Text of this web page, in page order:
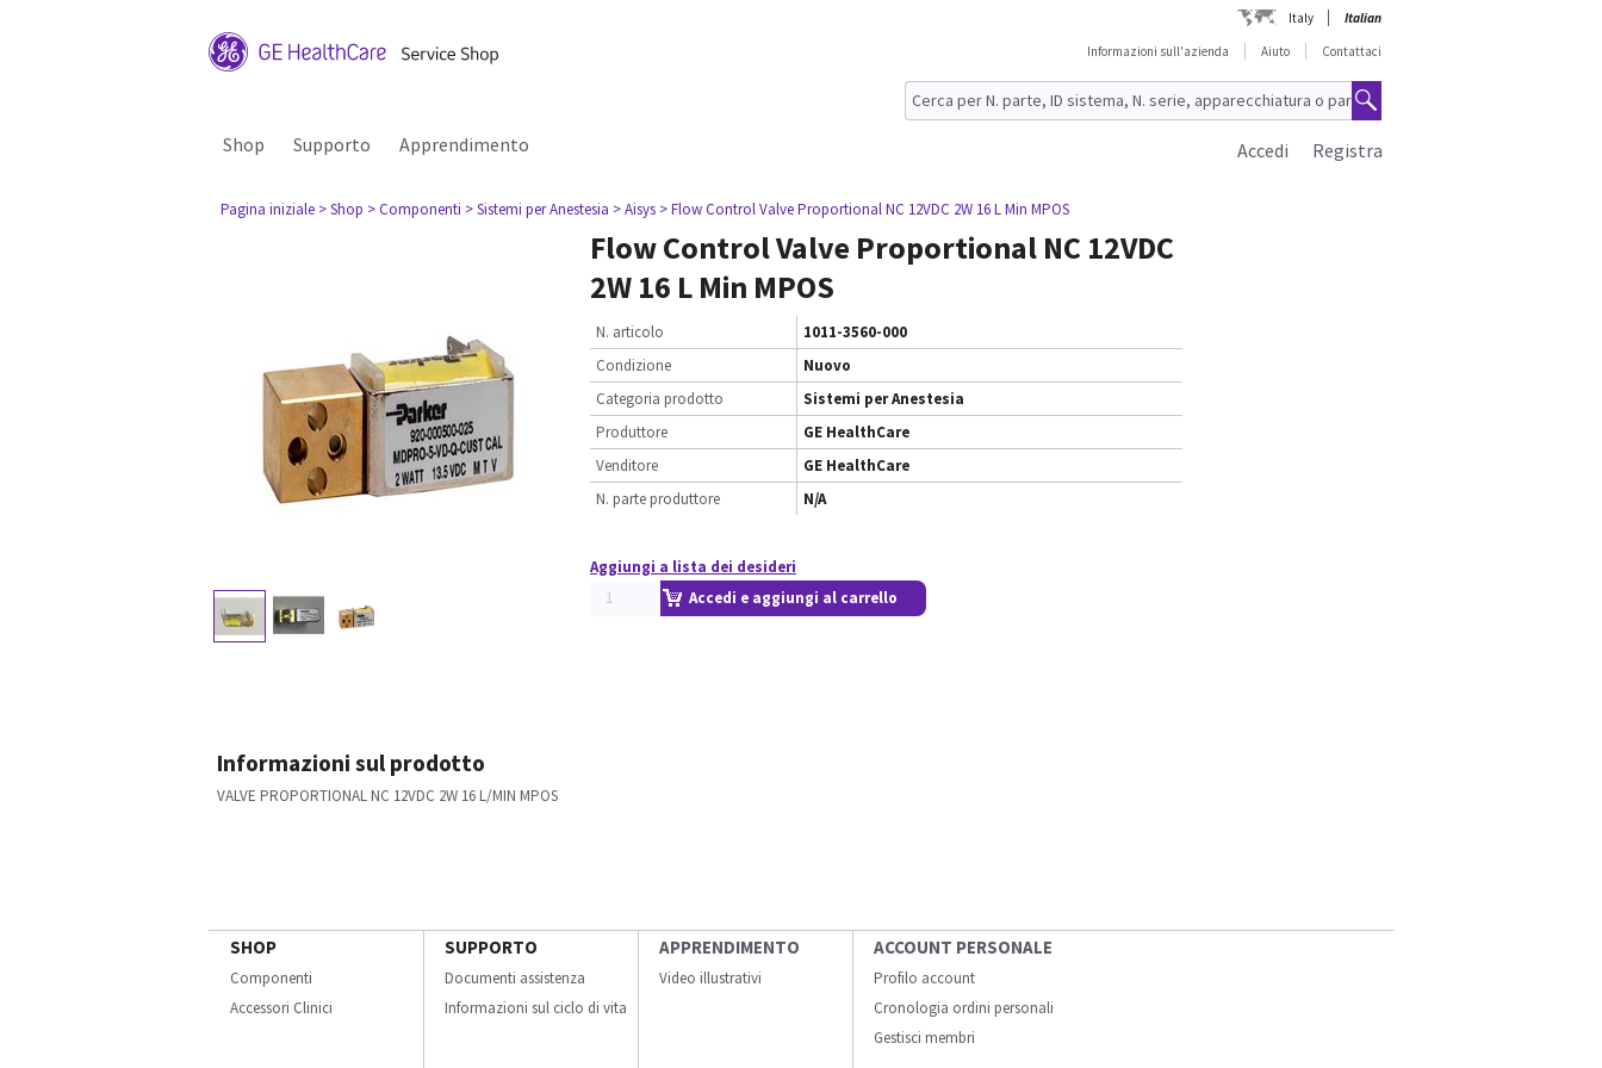
Italy
Italian
Informazioni sull'azienda
Aiuto Contattaci
Shop Supporto Apprendimento Registra
Accedi
Pagina iniziale > Shop > Componenti > Sistemi per Anestesia > Aisys > Flow Control Valve Proportional NC 12VDC 2W 16 L Min MPOS
Flow Control Valve Proportional NC 12VDC
2W 16 L Min MPOS
N. articolo
1011-3560-000
Condizione
Nuovo
Categoria prodotto
Sistemi per Anestesia
Produttore
GE HealthCare
Venditore
GE HealthCare
N. parte produttore
N/A
Aggiungi a lista dei desideri
Accedi e aggiungi al carrello
Informazioni sul prodotto
VALVE PROPORTIONAL NC 12VDC 2W 16 L/MIN MPOS
SHOP
Componenti
Accessori Clinici
SUPPORTO
Documenti assistenza
Informazioni sul ciclo di vita
APPRENDIMENTO
Video illustrativi
ACCOUNT PERSONALE
Profilo account
Cronologia ordini personali
Gestisci membri